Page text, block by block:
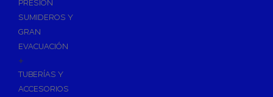
PRESIÓN
SUMIDEROS Y
GRAN
EVACUACIÓN
+
TUBERÍAS Y
ACCESORIOS